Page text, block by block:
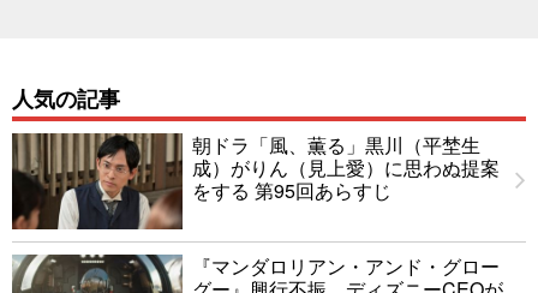
人気の記事
朝ドラ「風、薫る」黒川（平埜生
成）がりん（見上愛）に思わぬ提案
をする 第95回あらすじ
『マンダロリアン・アンド・グロー